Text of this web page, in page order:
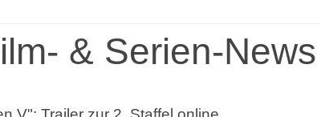
& Serien-News